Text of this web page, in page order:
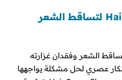
Hair Surge Shampoo لتساقط الشعر
الشعر وفقدان غزارته
عصري لحل مشكلة يواجهها